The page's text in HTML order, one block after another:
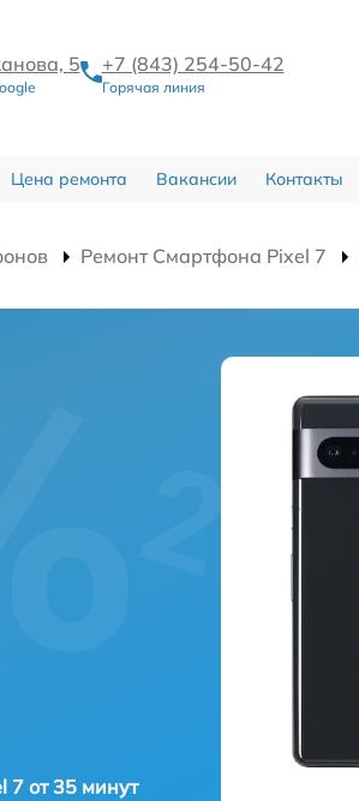
5 +7 (843) 254-50-42
Горячая линия
Цена ремонта Вакансии Контакты
Ремонт Смартфона Pixel 7
7 от 35 минут